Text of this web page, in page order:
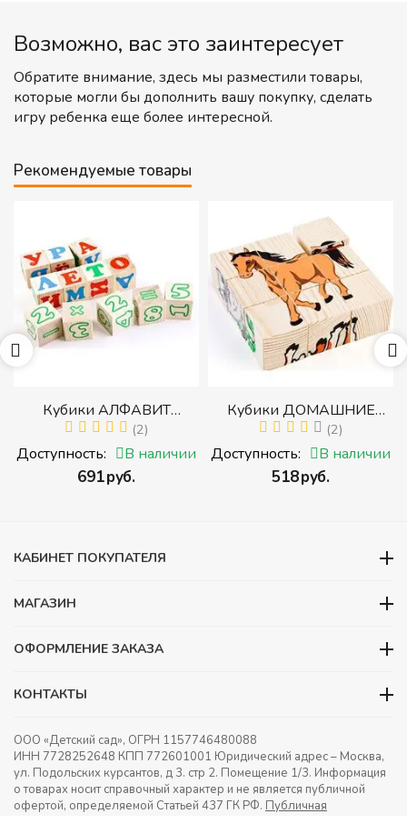
Возможно, вас это заинтересует
Обратите внимание, здесь мы разместили товары,
которые могли бы дополнить вашу покупку, сделать
игру ребенка еще более интересной.
Рекомендуемые товары
Кубики АЛФАВИТ
РУССКИЙ С ЦИФРАМИ
(Томик) (Набор кубиков с
буквами, цифрами,
математическими знаками
(2)
Доступность: В наличии
‍691‍руб.
Кубики ДОМАШНИЕ
ЖИВОТНЫЕ (Томик)
(Набор кубиков
разрезных (складных))
(2)
Доступность: В наличии
‍518‍руб.
КАБИНЕТ ПОКУПАТЕЛЯ
МАГАЗИН
ОФОРМЛЕНИЕ ЗАКАЗА
КОНТАКТЫ
ООО «Детский сад», ОГРН 1157746480088
ИНН 7728252648 КПП 772601001 Юридический адрес – Москва,
ул. Подольских курсантов, д 3. стр 2. Помещение 1/3. Информация
о товарах носит справочный характер и не является публичной
офертой, определяемой Статьей 437 ГК РФ. Публичная